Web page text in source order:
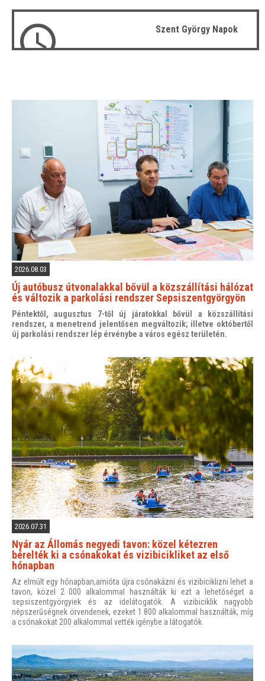
Szent György Napok
2026.08.03
Új autóbusz útvonalakkal bővül a közszállítási hálózat
és változik a parkolási rendszer Sepsiszentgyörgyön
Péntektől, augusztus 7-től új járatokkal bővül a közszállítási
rendszer, a menetrend jelentősen megváltozik; illetve októbertől
új parkolási rendszer lép érvénybe a város egész területén.
2026.07.31
Nyár az Állomás negyedi tavon: közel kétezren
bérelték ki a csónakokat és vizibicikliket az első
hónapban
Az elmúlt egy hónapban,amióta újra csónakázni és vizibiciklizni lehet a
tavon, közel 2 000 alkalommal használták ki ezt a lehetőséget a
sepsiszentgyörgyiek és az idelátogatók. A vizibiciklik nagyobb
népszerűségnek örvendenek, ezeket 1 800 alkalommal használták, míg
a csónakokat 200 alkalommal vették igénybe a látogatók.